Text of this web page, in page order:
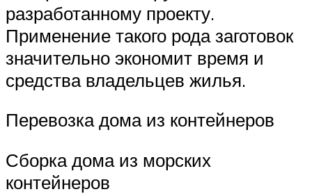
разработанному проекту.
Применение такого рода заготовок
значительно экономит время и
средства владельцев жилья.
Перевозка дома из контейнеров
Сборка дома из морских
контейнеров